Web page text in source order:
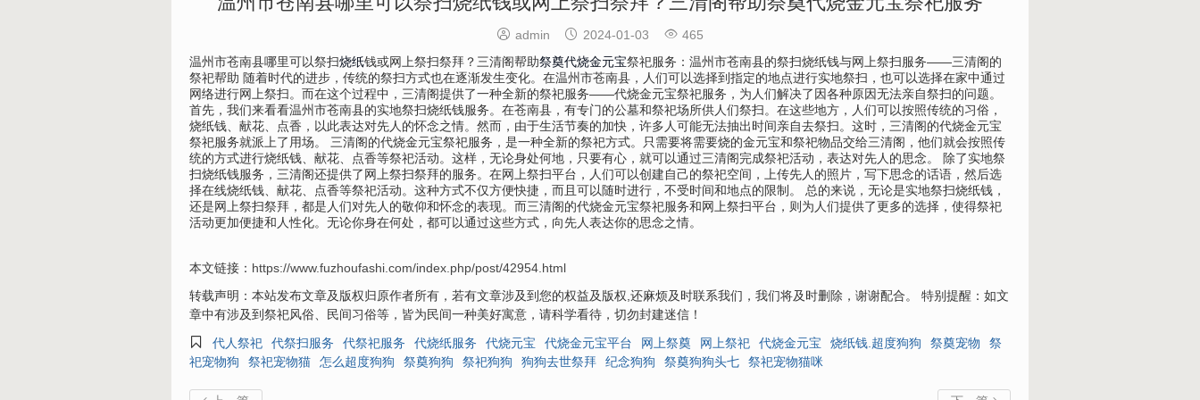
 admin  2024-01-03  465
温州市苍南县哪里可以祭扫烧纸钱或网上祭扫祭拜？三清阁帮助祭奠代烧金元宝祭祀服务：温州市苍南县的祭扫烧纸钱与网上祭扫服务——三清阁的
祭祀帮助 随着时代的进步，传统的祭扫方式也在逐渐发生变化。在温州市苍南县，人们可以选择到指定的地点进行实地祭扫，也可以选择在家中通过
网络进行网上祭扫。而在这个过程中，三清阁提供了一种全新的祭祀服务——代烧金元宝祭祀服务，为人们解决了因各种原因无法亲自祭扫的问题。
首先，我们来看看温州市苍南县的实地祭扫烧纸钱服务。在苍南县，有专门的公墓和祭祀场所供人们祭扫。在这些地方，人们可以按照传统的习俗，
烧纸钱、献花、点香，以此表达对先人的怀念之情。然而，由于生活节奏的加快，许多人可能无法抽出时间亲自去祭扫。这时，三清阁的代烧金元宝
祭祀服务就派上了用场。 三清阁的代烧金元宝祭祀服务，是一种全新的祭祀方式。只需要将需要烧的金元宝和祭祀物品交给三清阁，他们就会按照传
统的方式进行烧纸钱、献花、点香等祭祀活动。这样，无论身处何地，只要有心，就可以通过三清阁完成祭祀活动，表达对先人的思念。 除了实地祭
扫烧纸钱服务，三清阁还提供了网上祭扫祭拜的服务。在网上祭扫平台，人们可以创建自己的祭祀空间，上传先人的照片，写下思念的话语，然后选
择在线烧纸钱、献花、点香等祭祀活动。这种方式不仅方便快捷，而且可以随时进行，不受时间和地点的限制。 总的来说，无论是实地祭扫烧纸钱，
还是网上祭扫祭拜，都是人们对先人的敬仰和怀念的表现。而三清阁的代烧金元宝祭祀服务和网上祭扫平台，则为人们提供了更多的选择，使得祭祀
活动更加便捷和人性化。无论你身在何处，都可以通过这些方式，向先人表达你的思念之情。
本文链接： https://www.fuzhoufashi.com/index.php/post/42954.html
转载声明：本站发布文章及版权归原作者所有，若有文章涉及到您的权益及版权,还麻烦及时联系我们，我们将及时删除，谢谢配合。 特别提醒：如文
章中有涉及到祭祀风俗、民间习俗等，皆为民间一种美好寓意，请科学看待，切勿封建迷信！

代人祭祀 代祭扫服务 代祭祀服务 代烧纸服务 代烧元宝 代烧金元宝平台 网上祭奠 网上祭祀 代烧金元宝 烧纸钱.超度狗狗 祭奠宠物
祭
祀宠物狗
祭祀宠物猫 怎么超度狗狗 祭奠狗狗 祭祀狗狗 狗狗去世祭拜 纪念狗狗 祭奠狗狗头七 祭祀宠物猫咪